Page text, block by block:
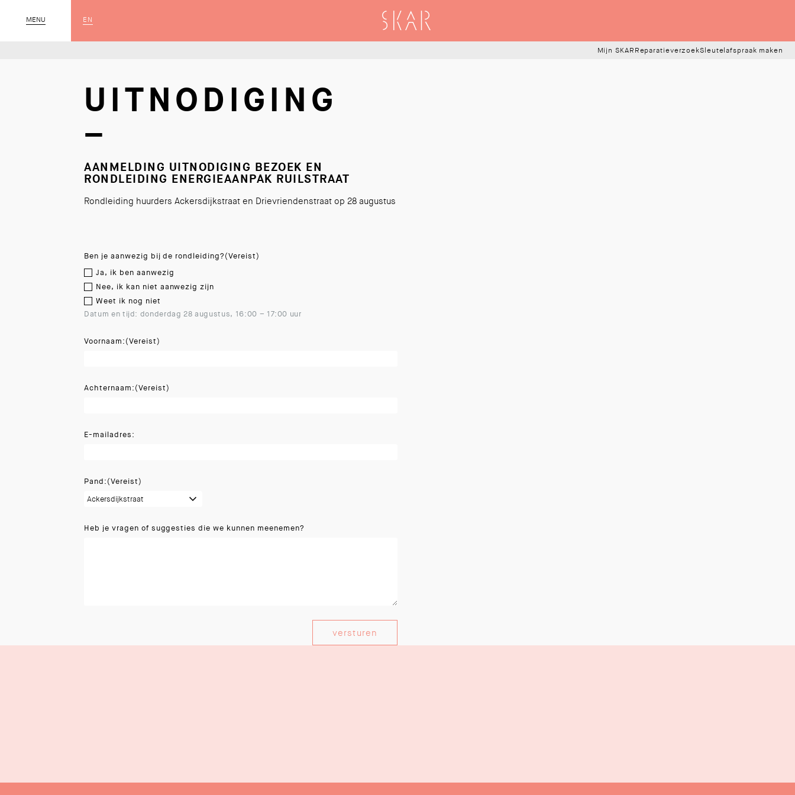
MENU
SLUIT EN SKAR
Mijn SKAR ReparatieverzoekSleutelafspraak maken
UITNODIGING
–
AANMELDING UITNODIGING BEZOEK EN
RONDLEIDING ENERGIEAANPAK RUILSTRAAT
Rondleiding huurders Ackersdijkstraat en Drievriendenstraat op 28 augustus
Ben je aanwezig bij de rondleiding?(Vereist)
Ja, ik ben aanwezig
Nee, ik kan niet aanwezig zijn
Weet ik nog niet
Datum en tijd: donderdag 28 augustus, 16:00 – 17:00 uur
Voornaam:(Vereist)
Achternaam:(Vereist)
E-mailadres:
Pand:(Vereist)
Heb je vragen of suggesties die we kunnen meenemen?